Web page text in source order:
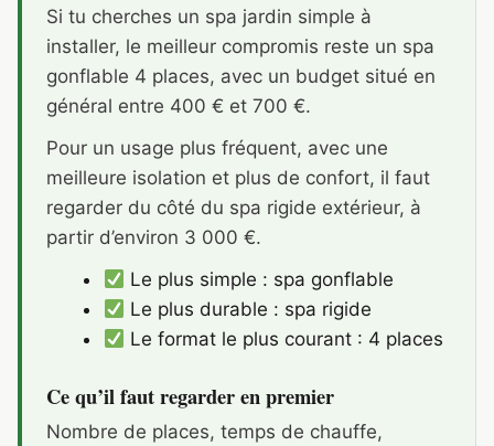
Si tu cherches un spa jardin simple à
installer, le meilleur compromis reste un spa
gonflable 4 places, avec un budget situé en
général entre 400 € et 700 €.
Pour un usage plus fréquent, avec une
meilleure isolation et plus de confort, il faut
regarder du côté du spa rigide extérieur, à
partir d’environ 3 000 €.
Le plus simple : spa gonflable
Le plus durable : spa rigide
Le format le plus courant : 4 places
Ce qu’il faut regarder en premier
Nombre de places, temps de chauffe,